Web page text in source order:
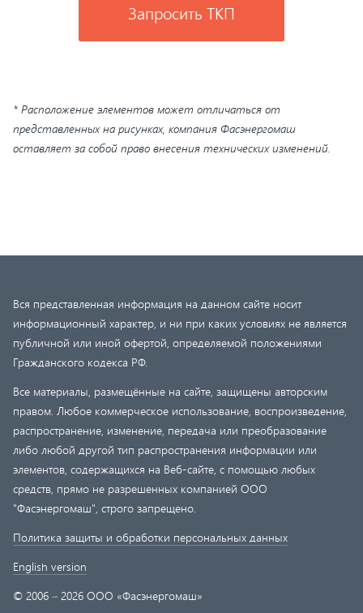
Запросить ТКП
* Расположение элементов может отличаться от
представленных на рисунках, компания Фасэнергомаш
оставляет за собой право внесения технических изменений.
Вся представленная информация на данном сайте носит
информационный характер, и ни при каких условиях не является
публичной или иной офертой, определяемой положениями
Гражданского кодекса РФ.
Все материалы, размещённые на сайте, защищены авторским
правом. Любое коммерческое использование, воспроизведение,
распространение, изменение, передача или преобразование
либо любой другой тип распространения информации или
элементов, содержащихся на Веб-сайте, с помощью любых
средств, прямо не разрешенных компанией ООО
"Фасэнергомаш", строго запрещено.
Политика защиты и обработки персональных данных
English version
© 2006 – 2026 ООО «Фасэнергомаш»